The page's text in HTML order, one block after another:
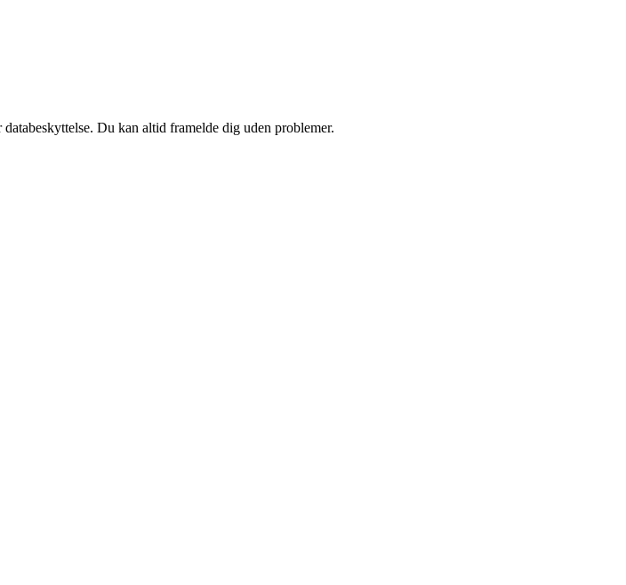
Du kan altid framelde dig uden problemer.